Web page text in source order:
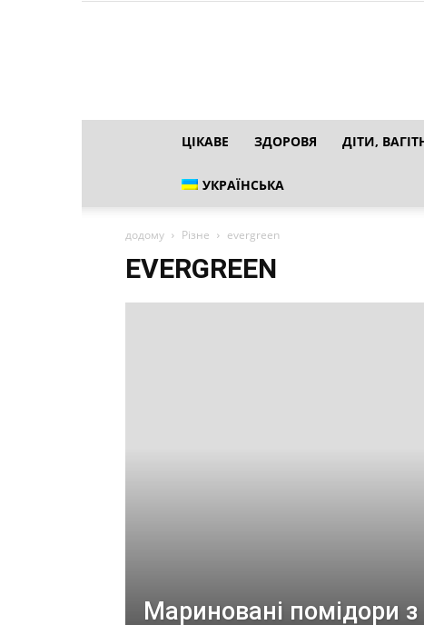
ЦІКАВЕ ЗДОРОВЯ ДІТИ,
УКРАЇНСЬКА
додому Різне evergreen
EVERGREEN
Мариновані помідори